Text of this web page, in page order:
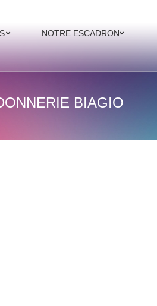
NOTRE ESCADRON
BIAGIO